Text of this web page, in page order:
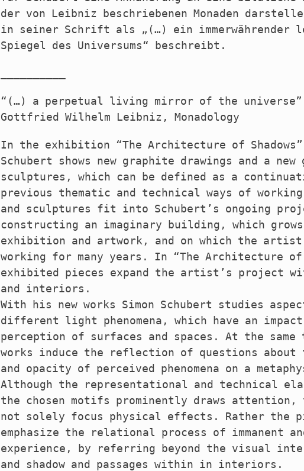
der von Leibniz beschriebenen Monaden
in seiner Schrift als „(…) ein immerwährender
Spiegel des Universums“ beschreibt.
“(…) a perpetual living mirror of the universe”
Gottfried Wilhelm Leibniz, Monadology
In the exhibition “The Architecture of Shadows”
Schubert shows new graphite drawings and a new
sculptures, which can be defined as a
previous thematic and technical ways of
and sculptures fit into Schubert’s ongoing
constructing an imaginary building, which
exhibition and artwork, and on which the artist
working for many years. In “The Architecture of
exhibited pieces expand the artist’s project
and interiors.
With his new works Simon Schubert studies
different light phenomena, which have an
perception of surfaces and spaces. At the same
works induce the reflection of questions
and opacity of perceived phenomena on a
Although the representational and technical
the chosen motifs prominently draws attention,
not solely focus physical effects. Rather the
emphasize the relational process of immanent
experience, by referring beyond the visual
and shadow and passages within in interiors.